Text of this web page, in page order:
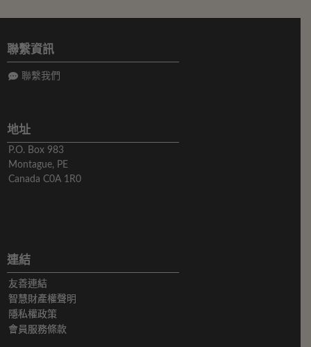
聯繫資訊
聯繫我們
地址
P.O. Box 983
Montague, PE
Canada C0A 1R0
連結
友善連結
智慧財產權聲明
隱私權政策
會員服務條款